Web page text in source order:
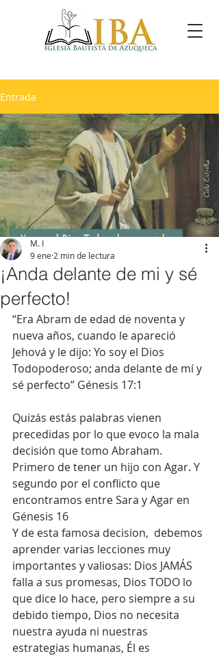
Entrada
¡Anda delante de mi y sé
perfecto!
M. I
9 ene 2 min de lectura
“Era Abram de edad de noventa y
nueva años, cuando le apareció
Jehová y le dijo: Yo soy el Dios
Todopoderoso; anda delante de mí y
sé perfecto” Génesis 17:1
Quizás estás palabras vienen
precedidas por lo que evoco la mala
decisión que tomo Abraham.
Primero de tener un hijo con Agar. Y
segundo por el conflicto que
encontramos entre Sara y Agar en
Génesis 16
Y de esta famosa decision,  debemos
aprender varias lecciones muy
importantes y valiosas: Dios JAMÁS
falla a sus promesas, Dios TODO lo
que dice lo hace, pero siempre a su
debido tiempo, Dios no necesita
nuestra ayuda ni nuestras
estrategias humanas, Él es